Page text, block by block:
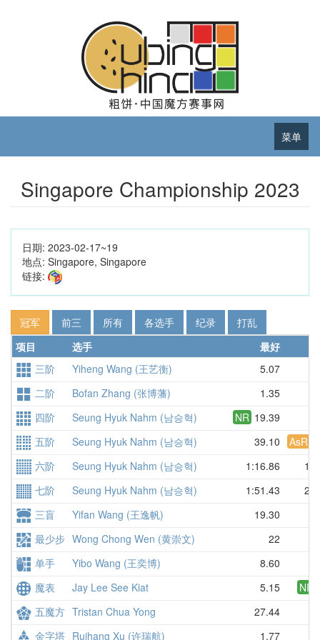
菜单
Singapore Championship 2023
日期: 2023-02-17~19
地点: Singapore, Singapore
链接:
冠军 前三 所有 各选手 纪录
打乱
项目
选手 最好
三阶
Yiheng Wang (王艺衡) 5.07
二阶
Bofan Zhang (张博藩) 1.35
四阶
Seung Hyuk Nahm (남승혁) NR 19.39
五阶
Seung Hyuk Nahm (남승혁) 39.10 AsR
六阶
Seung Hyuk Nahm (남승혁) 1:16.86
七阶
Seung Hyuk Nahm (남승혁) 1:51.43
三盲
Yifan Wang (王逸帆) 19.30
最少步 Wong Chong Wen (黄崇文) 22
单手
Yibo Wang (王奕博) 8.60
魔表
Jay Lee See Kiat 5.15 NR
五魔方 Tristan Chua Yong 27.44
金字塔 Ruihang Xu (许瑞航) 1.77